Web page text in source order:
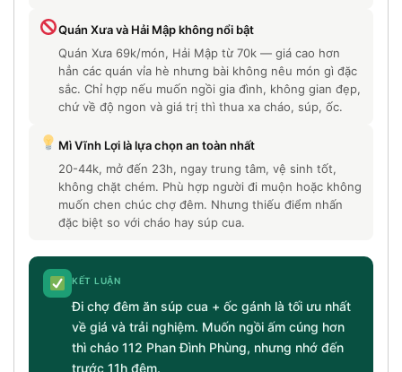
Quán Xưa và Hải Mập không nổi bật
Quán Xưa 69k/món, Hải Mập từ 70k — giá cao hơn
hẳn các quán vỉa hè nhưng bài không nêu món gì đặc
sắc. Chỉ hợp nếu muốn ngồi gia đình, không gian đẹp,
chứ về độ ngon và giá trị thì thua xa cháo, súp, ốc.
Mì Vĩnh Lợi là lựa chọn an toàn nhất
20-44k, mở đến 23h, ngay trung tâm, vệ sinh tốt,
không chặt chém. Phù hợp người đi muộn hoặc không
muốn chen chúc chợ đêm. Nhưng thiếu điểm nhấn
đặc biệt so với cháo hay súp cua.
KẾT LUẬN
Đi chợ đêm ăn súp cua + ốc gánh là tối ưu nhất
về giá và trải nghiệm. Muốn ngồi ấm cúng hơn
thì cháo 112 Phan Đình Phùng, nhưng nhớ đến
trước 11h đêm.